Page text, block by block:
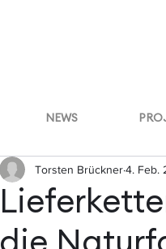
NEWS
Torsten Brückner4. Feb.